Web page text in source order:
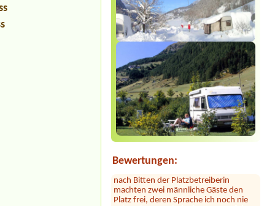
Bewertungen:
Sylvia Vodel***
Die Bilder mit dem See täuschen. Der
See liegt ein Stück entfernt. Dafür ist
das Camping nah an der Autobahn.
Der Hammer kommt jetzt: dort hauste
war mit 2 Kleinbussen zugestellt. Erst
nach Bitten der Platzbetreiberin
machten zwei männliche Gäste den
Platz frei, deren Sprache ich noch nie
gehört hatte. Wir durften nun auf den